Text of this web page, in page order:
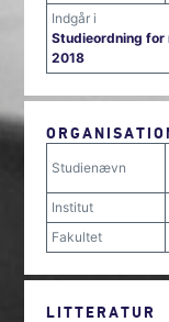
Indgår i
Studieordning for
2018
Studienævn
Institut
Fakultet
LITTERATUR